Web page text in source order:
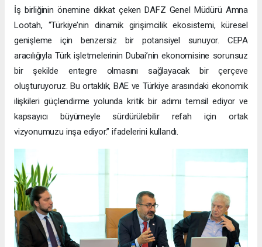
İş birliğinin önemine dikkat çeken DAFZ Genel Müdürü Amna
Lootah, “Türkiye’nin dinamik girişimcilik ekosistemi, küresel
genişleme için benzersiz bir potansiyel sunuyor. CEPA
aracılığıyla Türk işletmelerinin Dubai’nin ekonomisine sorunsuz
bir şekilde entegre olmasını sağlayacak bir çerçeve
oluşturuyoruz. Bu ortaklık, BAE ve Türkiye arasındaki ekonomik
ilişkileri güçlendirme yolunda kritik bir adımı temsil ediyor ve
kapsayıcı büyümeyle sürdürülebilir refah için ortak
vizyonumuzu inşa ediyor.” ifadelerini kullandı.